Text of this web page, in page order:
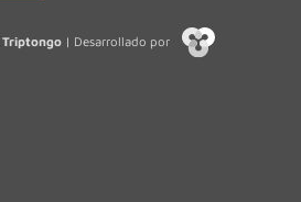
Triptongo| Desarrollado por